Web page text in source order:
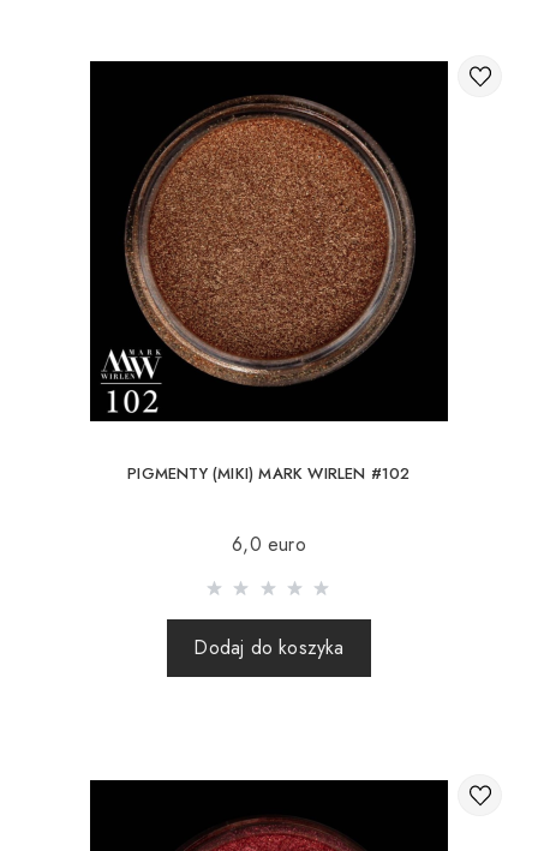
przewoźnika, sklep internetowy nie ponosi
odpowiedzialności za bezpieczeństwo i integralność
PIGMENTY (MIKI) MARK WIRLEN #102
6,0 euro
Dodaj do koszyka